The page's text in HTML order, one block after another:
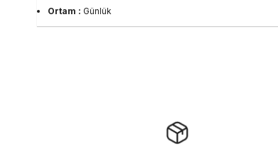
Ortam : Günlük
Yaka Tipi :V Yaka